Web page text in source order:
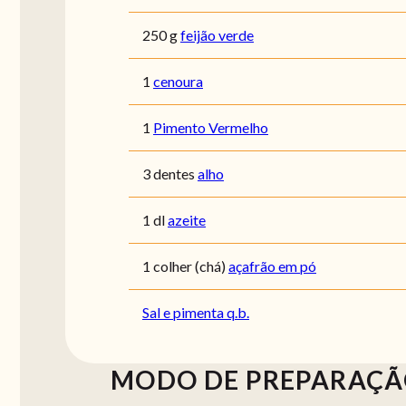
250 gfeijão verde
1 cenoura
1 Pimento Vermelho
3 dentes alho
1 dlazeite
1 colher (chá)açafrão em pó
Sal e pimenta q.b.
MODO DE